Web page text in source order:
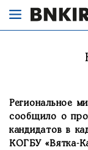
Региональное
сообщило о
кандидатов в
КОГБУ «Вятка-